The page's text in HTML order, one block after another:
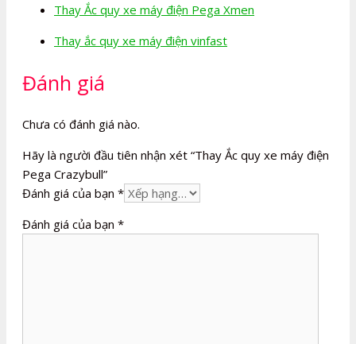
Thay Ắc quy xe máy điện Pega Xmen
Thay ắc quy xe máy điện vinfast
Đánh giá
Chưa có đánh giá nào.
Hãy là người đầu tiên nhận xét “Thay Ắc quy xe máy điện
Pega Crazybull”
Đánh giá của bạn *
Đánh giá của bạn *